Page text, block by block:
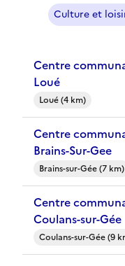
Culture et
Centre communal d'action sociale (CCAS) -
Loué
Loué (4 km)
Centre communal d'action sociale (CCAS) -
Brains-Sur-Gee
Brains-sur-Gée (7 km)
Centre communal d'action sociale (CCAS) -
Coulans-sur-Gée
Coulans-sur-Gée (9